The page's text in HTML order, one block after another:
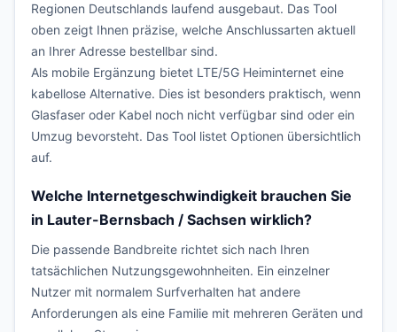
Regionen Deutschlands laufend ausgebaut. Das Tool
oben zeigt Ihnen präzise, welche Anschlussarten aktuell
an Ihrer Adresse bestellbar sind.
Als mobile Ergänzung bietet LTE/5G Heiminternet eine
kabellose Alternative. Dies ist besonders praktisch, wenn
Glasfaser oder Kabel noch nicht verfügbar sind oder ein
Umzug bevorsteht. Das Tool listet Optionen übersichtlich
auf.
Welche Internetgeschwindigkeit brauchen Sie
in Lauter-Bernsbach / Sachsen wirklich?
Die passende Bandbreite richtet sich nach Ihren
tatsächlichen Nutzungsgewohnheiten. Ein einzelner
Nutzer mit normalem Surfverhalten hat andere
Anforderungen als eine Familie mit mehreren Geräten und